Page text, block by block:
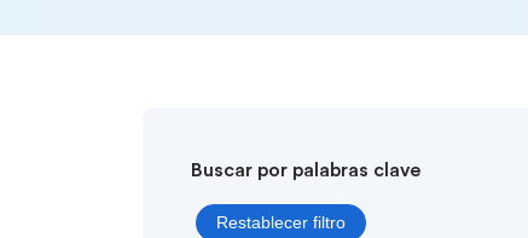
Buscar por palabras clave
Restablecer filtro